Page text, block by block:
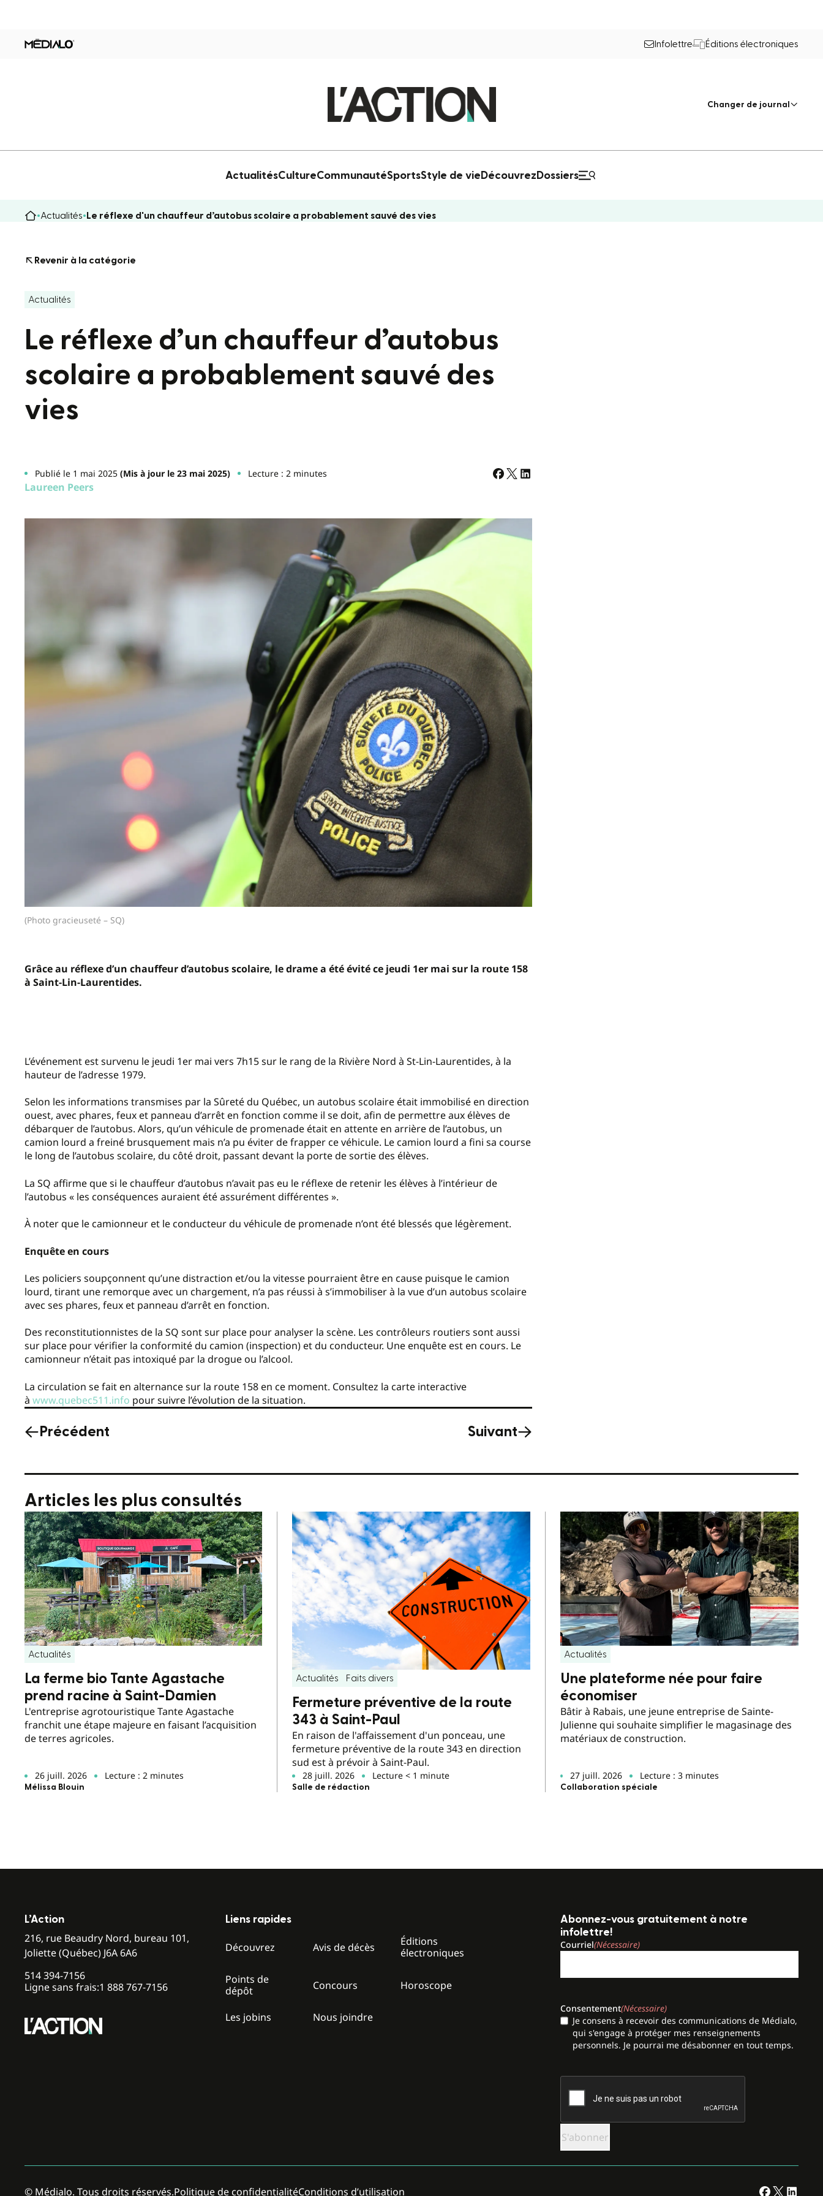
Infolettre Éditions électroniques
Changer de journal
ActualitésCultureCommunautéSportsStyle de vie Découvrez Dossiers
Actualités Le réflexe d'un chauffeur d’autobus scolaire a probablement sauvé des vies
Revenir à la catégorie
Actualités
Le réflexe d’un chauffeur d’autobus
scolaire a probablement sauvé des
vies
Publié le 1 mai 2025(Mis à jour le 23 mai 2025) Lecture : 2 minutes
Laureen Peers
(Photo gracieuseté – SQ)
Grâce au réflexe d’un chauffeur d’autobus scolaire, le drame a été évité ce jeudi 1er mai sur la route 158
à Saint-Lin-Laurentides.
L’événement est survenu le jeudi 1er mai vers 7h15 sur le rang de la Rivière Nord à St-Lin-Laurentides, à la
hauteur de l’adresse 1979.
Selon les informations transmises par la Sûreté du Québec, un autobus scolaire était immobilisé en direction
ouest, avec phares, feux et panneau d’arrêt en fonction comme il se doit, afin de permettre aux élèves de
débarquer de l’autobus. Alors, qu’un véhicule de promenade était en attente en arrière de l’autobus, un
camion lourd a freiné brusquement mais n’a pu éviter de frapper ce véhicule. Le camion lourd a fini sa course
le long de l’autobus scolaire, du côté droit, passant devant la porte de sortie des élèves.
La SQ affirme que si le chauffeur d’autobus n’avait pas eu le réflexe de retenir les élèves à l’intérieur de
l’autobus « les conséquences auraient été assurément différentes ».
À noter que le camionneur et le conducteur du véhicule de promenade n’ont été blessés que légèrement.
Enquête en cours
Les policiers soupçonnent qu’une distraction et/ou la vitesse pourraient être en cause puisque le camion
lourd, tirant une remorque avec un chargement, n’a pas réussi à s’immobiliser à la vue d’un autobus scolaire
avec ses phares, feux et panneau d’arrêt en fonction.
Des reconstitutionnistes de la SQ sont sur place pour analyser la scène. Les contrôleurs routiers sont aussi
sur place pour vérifier la conformité du camion (inspection) et du conducteur. Une enquête est en cours. Le
camionneur n’était pas intoxiqué par la drogue ou l’alcool.
La circulation se fait en alternance sur la route 158 en ce moment. Consultez la carte interactive
à www.quebec511.info pour suivre l’évolution de la situation.
Précédent Suivant
Articles les plus consultés
Actualités
La ferme bio Tante Agastache
prend racine à Saint-Damien
L'entreprise agrotouristique Tante Agastache
franchit une étape majeure en faisant l’acquisition
de terres agricoles.
26 juill. 2026 Lecture : 2 minutes
Mélissa Blouin
Actualités Faits divers
Fermeture préventive de la route
343 à Saint-Paul
En raison de l'affaissement d'un ponceau, une
fermeture préventive de la route 343 en direction
sud est à prévoir à Saint-Paul.
28 juill. 2026 Lecture < 1 minute
Salle de rédaction
Actualités
Une plateforme née pour faire
économiser
Bâtir à Rabais, une jeune entreprise de Sainte-
Julienne qui souhaite simplifier le magasinage des
matériaux de construction.
27 juill. 2026 Lecture : 3 minutes
Collaboration spéciale
L’Action
216, rue Beaudry Nord, bureau 101,
Joliette (Québec) J6A 6A6
514 394-7156
Ligne sans frais:1 888 767-7156
Liens rapides
Découvrez Avis de décès
Éditions
électroniques
Points de
dépôt
Concours Horoscope
Les jobins Nous joindre
Abonnez-vous gratuitement à notre
infolettre!
Courriel(Nécessaire)
Consentement(Nécessaire)
Je consens à recevoir des communications de Médialo,
qui s'engage à protéger mes renseignements
personnels. Je pourrai me désabonner en tout temps.
© Médialo. Tous droits réservés.Politique de confidentialitéConditions d’utilisation